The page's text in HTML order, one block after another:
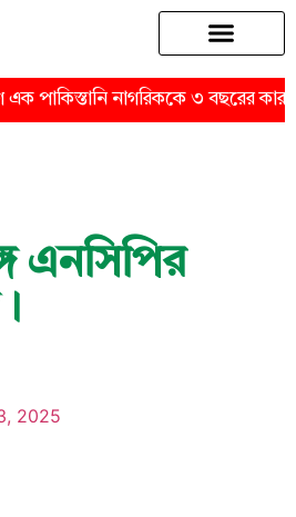
পাকিস্তানি নাগরিককে ৩ বছরের
এনসিপির
2025